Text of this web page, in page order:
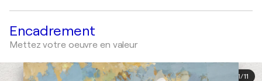
Encadrement
Mettez votre oeuvre en valeur
1/11